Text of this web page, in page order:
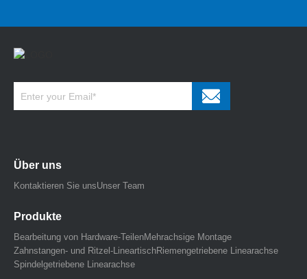
Über uns
Kontaktieren Sie unsUnser Team
Produkte
Bearbeitung von Hardware-TeilenMehrachsige Montage
Zahnstangen- und Ritzel-LineartischRiemengetriebene Linearachse
Spindelgetriebene Linearachse